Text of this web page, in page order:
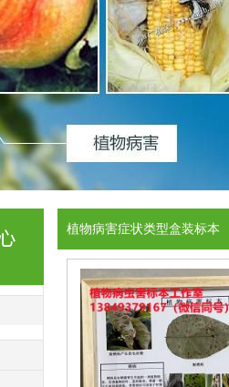
植物病害症状类型盒装标本